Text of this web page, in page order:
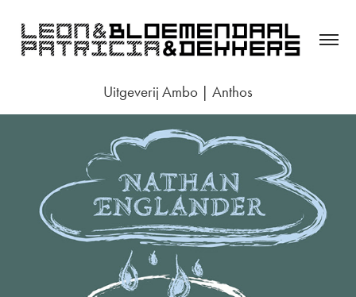
Uitgeverij Ambo | Anthos